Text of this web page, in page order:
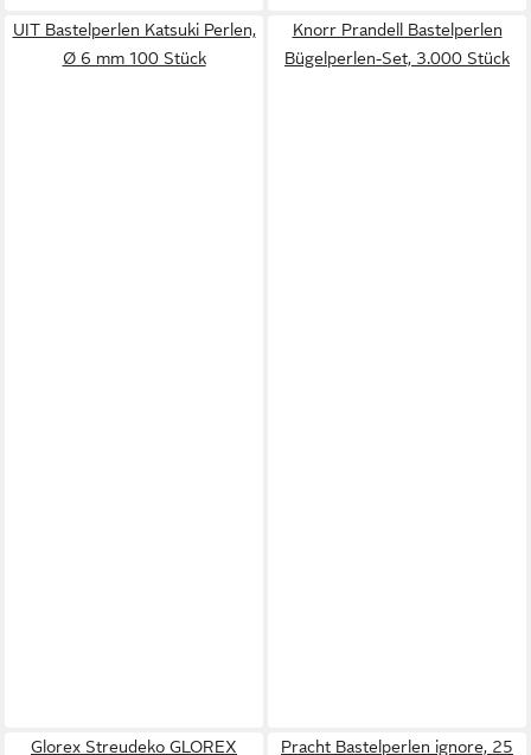
UIT Bastelperlen Katsuki Perlen,
Ø 6 mm 100 Stück
Knorr Prandell Bastelperlen
Bügelperlen-Set, 3.000 Stück
Glorex Streudeko GLOREX
Pracht Bastelperlen ignore, 25